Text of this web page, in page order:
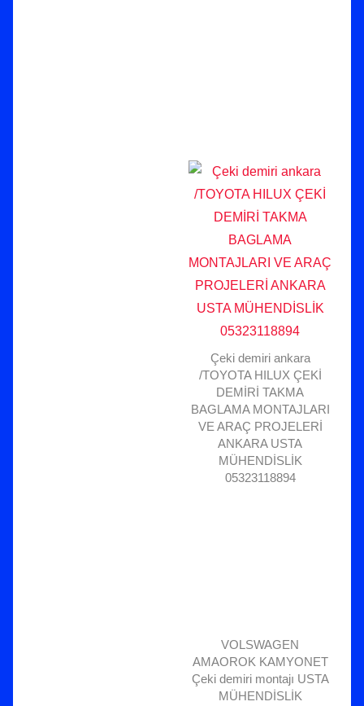
Çeki demiri ankara
/TOYOTA HILUX ÇEKİ
DEMİRİ TAKMA
BAGLAMA MONTAJLARI
VE ARAÇ PROJELERİ
ANKARA USTA
MÜHENDİSLİK
05323118894
VOLSWAGEN
AMAOROK KAMYONET
Çeki demiri montajı USTA
MÜHENDİSLİK